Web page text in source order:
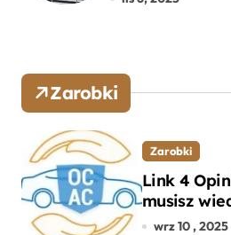
Zarobki
Zarobki
Link 4
musisz
wyborem
wrz 10 , 2025